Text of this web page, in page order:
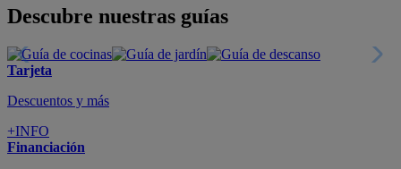
Descubre nuestras guías
Tarjeta
Descuentos y más
+INFO
Financiación